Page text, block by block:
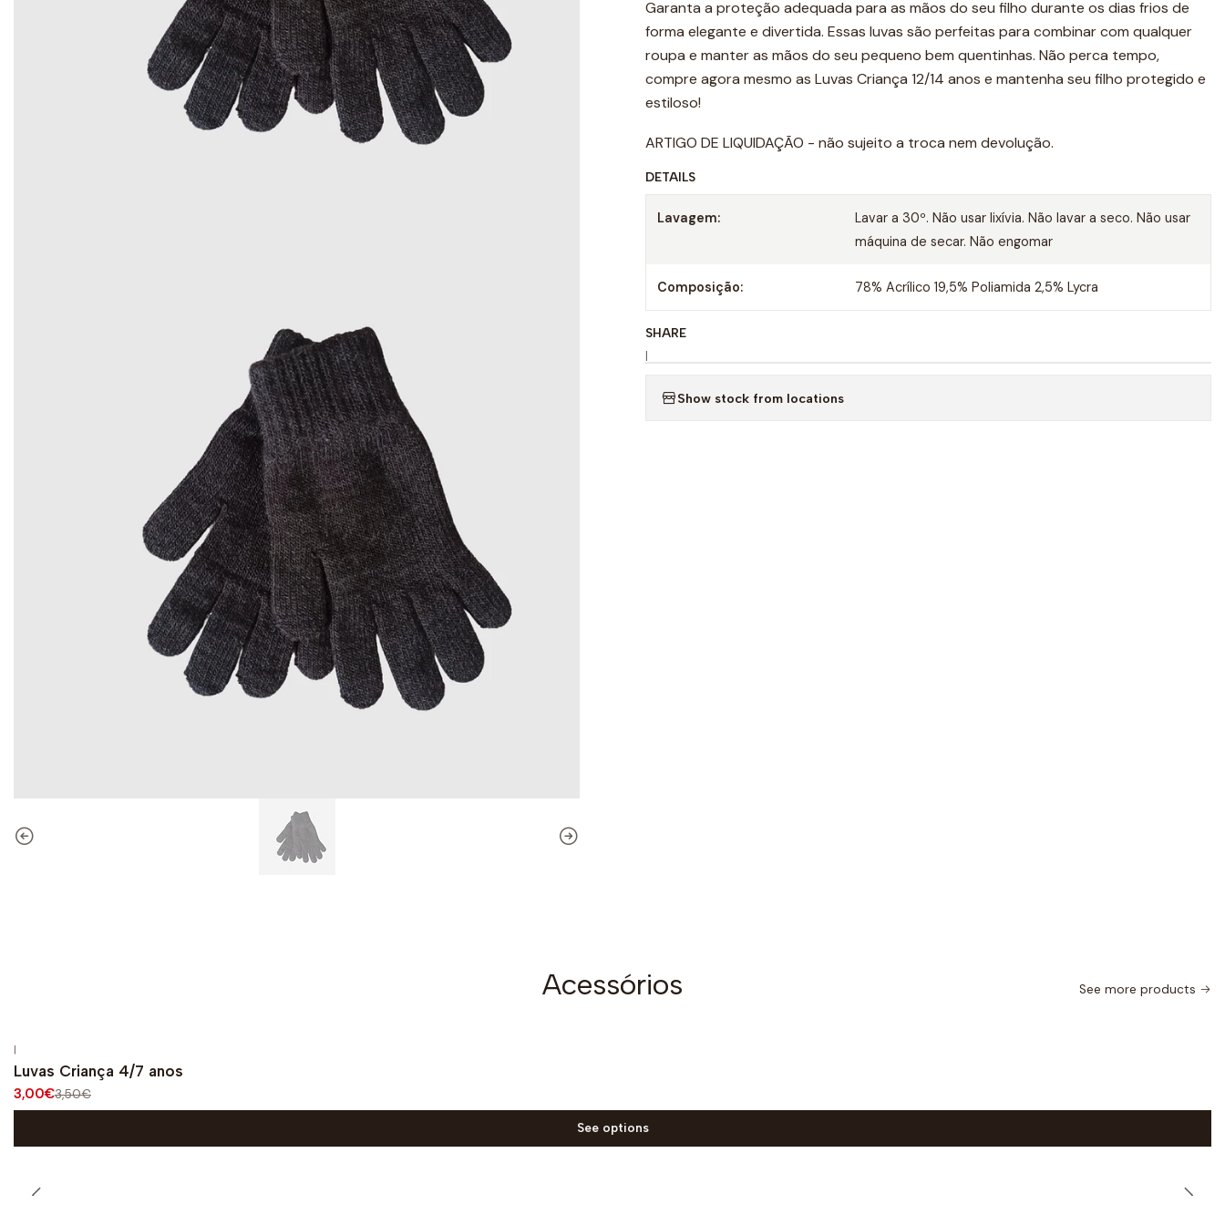
Garanta a proteção adequada para as mãos do seu filho durante os dias frios de
forma elegante e divertida. Essas luvas são perfeitas para combinar com qualquer
roupa e manter as mãos do seu pequeno bem quentinhas. Não perca tempo,
compre agora mesmo as Luvas Criança 12/14 anos e mantenha seu filho protegido e
estiloso!
ARTIGO DE LIQUIDAÇÃO - não sujeito a troca nem devolução.
DETAILS
Lavagem:
Lavar a 30º. Não usar lixívia. Não lavar a seco. Não usar
máquina de secar. Não engomar
Composição: 78% Acrílico 19,5% Poliamida 2,5% Lycra
SHARE
|
Show stock from locations
Acessórios See more products
|
Luvas Criança 4/7 anos
3,00€3,50€
See options